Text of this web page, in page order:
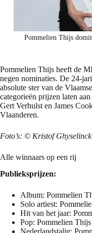
Pommelien Thijs
Pommelien Thijs heeft de
negen nominaties. De 24-
absolute ster van de
categorieën prijzen laten
Gert Verhulst en James
Vlaanderen.
Foto’s: © Kristof Ghyselinck
Alle winnaars op een rij
Publieksprijzen:
Album: Pommelien
Solo artiest:
Hit van het jaar:
Pop: Pommelien Thijs
Nederlandstalig: